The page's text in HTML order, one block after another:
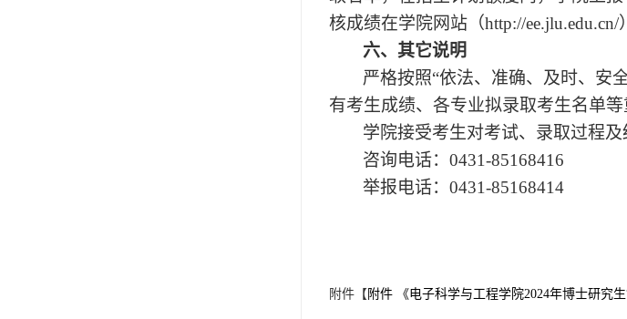
核成绩在学院网站（http://ee.jlu.edu.cn/
六、其它说明
严格按照“依法、准确、及时、安
有考生成绩、各专业拟录取考生名单等
学院接受考生对考试、录取过程及
咨询电话： 0431-85168416
举报电话： 0431-85168414
附件【 附件 《电子科学与工程学院2024年博士研究